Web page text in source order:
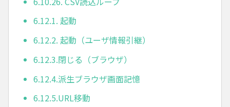
6.12.1. 起動
6.12.2. 起動（ユーザ情報引継）
6.12.3.閉じる（ブラウザ）
6.12.4.派生ブラウザ画面記憶
6.12.5.URL移動